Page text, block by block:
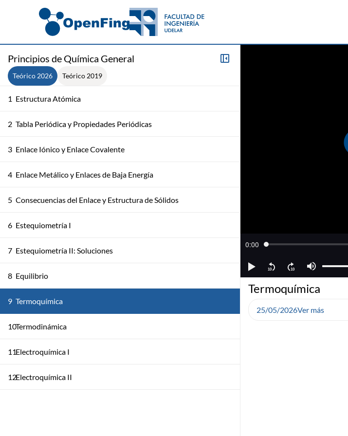
Principios de Química General
Teórico 2026 Teórico 2019
1 Estructura Atómica
2 Tabla Periódica y Propiedades Periódicas
3 Enlace Iónico y Enlace Covalente
4 Enlace Metálico y Enlaces de Baja Energía
5 Consecuencias del Enlace y Estructura de Sólidos
6 Estequiometría I
7 Estequiometría II: Soluciones
8 Equilibrio
9 Termoquímica
10Termodinámica
11Electroquímica I
12Electroquímica II
Termoquímica
25/05/2026Ver más